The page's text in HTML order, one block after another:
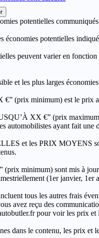
potentielles communiqués
économies potentielles
peuvent varier en
et les plus larges
(prix minimum) est le prix
XX €” (prix maximum)
automobilistes ayant fait une
et les PRIX MOYENS
minimum) sont mis à jour
(1er janvier,
tous les autres frais
avez reçu des
pour voir les prix et
dans le contenu, les prix